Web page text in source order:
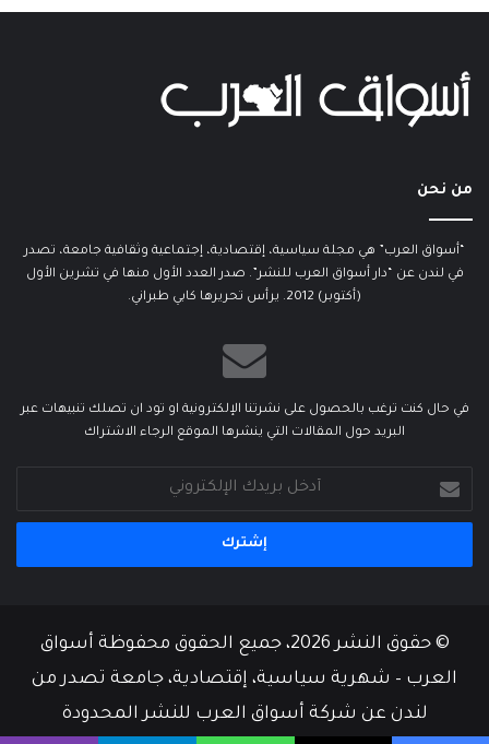
من نحن
“أسواق العرب” هي مجلة سياسية، إقتصادية، إجتماعية وثقافية جامعة، تصدر
في لندن عن “دار أسواق العرب للنشر”. صدر العدد الأول منها في تشرين الأول
(أكتوبر) 2012. يرأس تحريرها كابي طبراني.
في حال كنت ترغب بالحصول على نشرتنا الإلكترونية او تود ان تصلك تنبيهات عبر
البريد حول المقالات التي ينشرها الموقع الرجاء الاشتراك
بريدك
الإلكتروني
© حقوق النشر 2026، جميع الحقوق محفوظة أسواق
العرب – شهرية سياسية، إقتصادية، جامعة تصدر من
لندن عن شركة أسواق العرب للنشر المحدودة